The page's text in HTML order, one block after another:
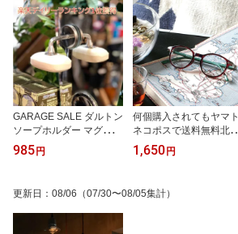
GARAGE SALE ダルトン
ソープホルダー マグネッ
トソープホルダー Magn
etic soap holder 石鹸台
呂 便利グッズ ソープホ
ルダー コロナ対策 ダル
トン石鹸ホルダー ダルト
985 円
何個購入されてもヤマト
ネコポスで送料無料北海
道沖縄遠隔地も送料無料
レトロな金具がポイント
ルーペ Reading Glasses
1,650 円
更新日 ： 08/06 （07/30〜08/05集計）